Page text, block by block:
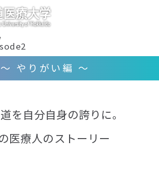
〜 やりがい編 〜
を自分自身の誇りに。
医療人のストーリー